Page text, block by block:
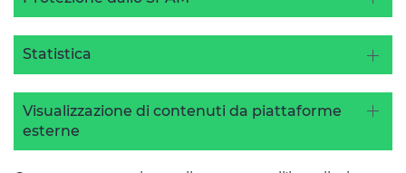
Statistica
Visualizzazione di contenuti da piattaforme
esterne